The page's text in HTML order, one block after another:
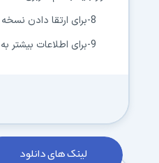
8-برای ارتقا دادن نسخه SonicStagr، نسخه موجود از نرم افزار را قبل از اجرای این سرویس ، از روی کامپوترتان
9-برای اطلاعات بیشتر به
لینک های دانلود